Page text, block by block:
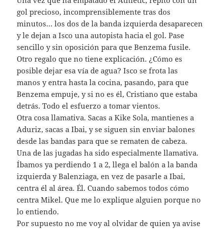
gol precioso, incomprensiblemente tras dos
minutos… los dos de la banda izquierda desaparecen
y le dejan a Isco una autopista hacia el gol. Pase
sencillo y sin oposición para que Benzema fusile.
Otro regalo que no tiene explicación. ¿Cómo es
posible dejar esa vía de agua? Isco se frota las
manos y entra hasta la cocina, pasando, para que
Benzema empuje, y si no es él, Cristiano que estaba
detrás. Todo el esfuerzo a tomar vientos.
Otra cosa llamativa. Sacas a Kike Sola, mantienes a
Aduriz, sacas a Ibai, y se siguen sin enviar balones
desde las bandas para que se rematen de cabeza.
Una de las jugadas ha sido especialmente llamativa.
Íbamos ya perdiendo 1 a 2, llega el balón a la banda
izquierda y Balenziaga, en vez de pasarle a Ibai,
centra él al área. Él. Cuando sabemos todos cómo
centra Mikel. Que me lo explique alguien porque no
lo entiendo.
Por supuesto no me voy al olvidar de quien ya avise